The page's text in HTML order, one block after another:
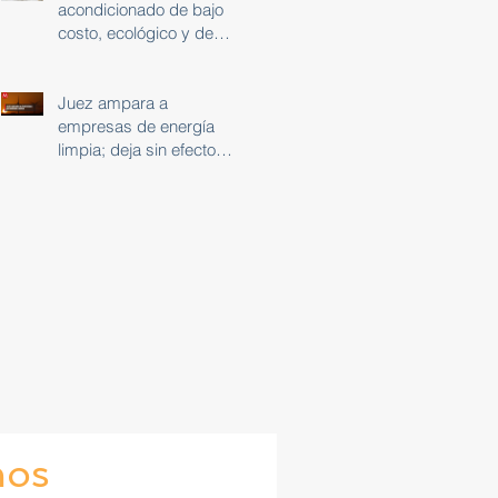
acondicionado de bajo
costo, ecológico y de
Juez ampara a
empresas de energía
limpia; deja sin efecto